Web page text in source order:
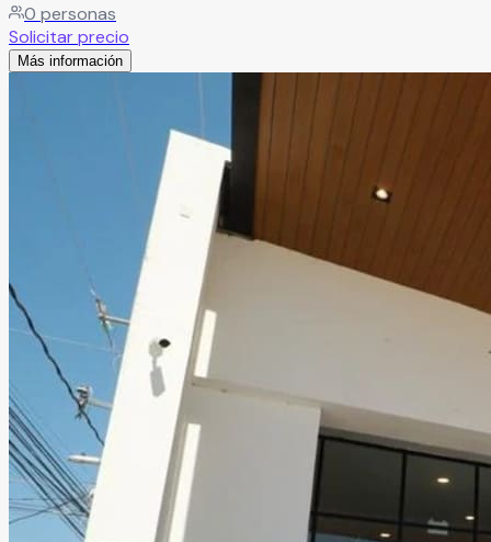
eventos sociales, combina áreas de jardín y salón para
ofrecer una experiencia única y personalizada.
0 personas
Solicitar precio
Más información